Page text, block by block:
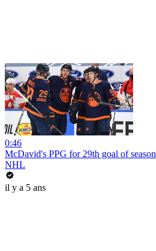
0:46
McDavid's PPG for 29th goal of season
NHL
il y a 5 ans